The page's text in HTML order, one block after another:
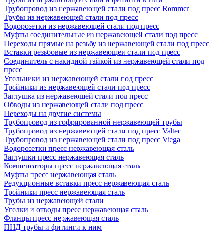
Трубопровод из нержавеющей стали под пресс Rommer
Трубы из нержавеющей стали под пресс
Водорозетки из нержавеющей стали под пресс
Муфты соединительные из нержавеющей стали под пресс
Переходы прямые на резьбу из нержавеющей стали под пресс
Вставки резьбовые из нержавеющей стали под пресс
Соединитель с накидной гайкой из нержавеющей стали под
пресс
Угольники из нержавеющей стали под пресс
Тройники из нержавеющей стали под пресс
Заглушка из нержавеющей стали под пресс
Обводы из нержавеющей стали под пресс
Переходы на другие системы
Трубопровод из гофрированной нержавеющей трубы
Трубопровод из нержавеющей стали под пресс Valtec
Трубопровод из нержавеющей стали под пресс Viega
Водорозетки пресс нержавеющая сталь
Заглушки пресс нержавеющая сталь
Компенсаторы пресс нержавеющая сталь
Муфты пресс нержавеющая сталь
Редукционные вставки пресс нержавеющая сталь
Тройники пресс нержавеющая сталь
Трубы из нержавеющей стали
Уголки и отводы пресс нержавеющая сталь
Фланцы пресс нержавеющая сталь
ПНД трубы и фитинги к ним